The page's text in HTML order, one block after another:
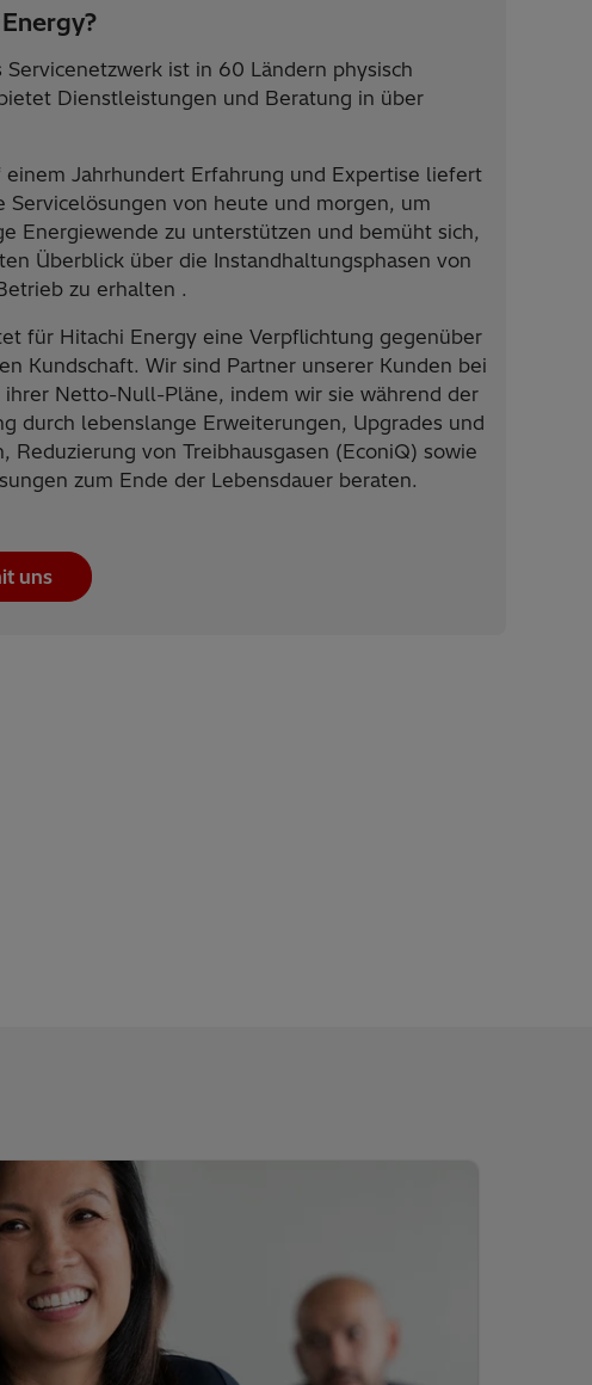
Servicenetzwerk ist in 60 Ländern physisch
Dienstleistungen und Beratung in über
Jahrhundert Erfahrung und Expertise liefert
Servicelösungen von heute und morgen, um
Energiewende zu unterstützen und bemüht sich,
Überblick über die Instandhaltungsphasen von
zu erhalten .
für Hitachi Energy eine Verpflichtung gegenüber
Kundschaft. Wir sind Partner unserer Kunden bei
ihrer Netto-Null-Pläne, indem wir sie während der
durch lebenslange Erweiterungen, Upgrades und
Reduzierung von Treibhausgasen (EconiQ) sowie
zum Ende der Lebensdauer beraten.
uns